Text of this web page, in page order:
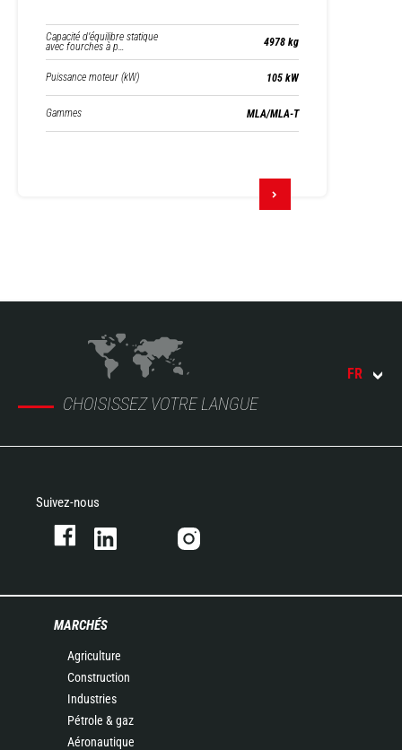
Capacité d’équilibre statique
avec fourches à p… 4978 kg
Puissance moteur (kW) 105 kW
Gammes MLA/MLA-T
CHOISISSEZ VOTRE LANGUE
FR
Suivez-nous
MARCHÉS
Agriculture
Construction
Industries
Pétrole & gaz
Aéronautique